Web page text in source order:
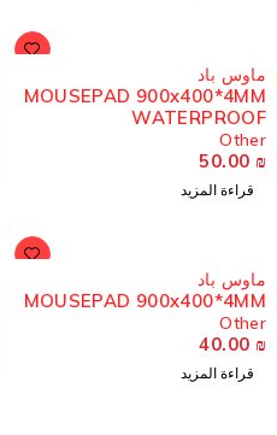
ماوس باد
MOUSEPAD 900x400*4MM
WATERPROOF
Other
50.00
قراءة المزيد
ماوس باد
MOUSEPAD 900x400*4MM
Other
40.00
قراءة المزيد